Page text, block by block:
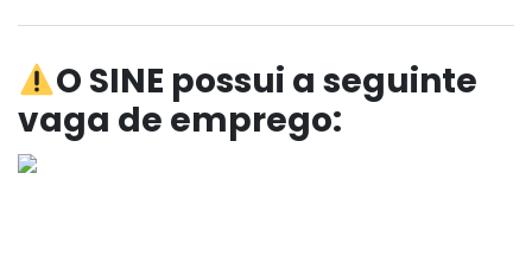
O SINE possui a seguinte
vaga de emprego: